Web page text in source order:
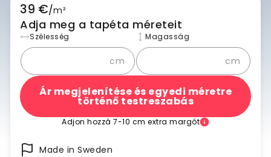
39 €/m²
Adja meg a tapéta méreteit
Szélesség
cm
Magasság
cm
Ár megjelenítése és egyedi méretre
történő testreszabás
Adjon hozzá 7-10 cm extra margót
Made in Sweden